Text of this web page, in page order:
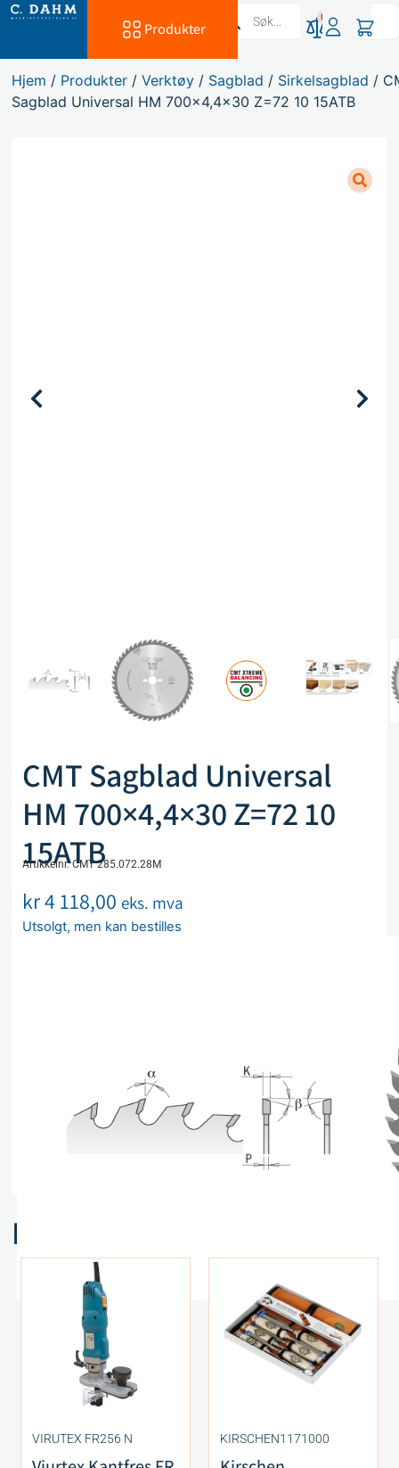
Produkter
0
Hjem / Produkter /Verktøy / Sagblad / Sirkelsagblad /
Sagblad Universal HM 700×4,4×30 Z=72 10 15ATB
CMT Sagblad Universal
HM 700×4,4×30 Z=72 10
15ATB
Artikkelnr. CMT 285.072.28M
kr4 118,00 eks. mva
Utsolgt, men kan bestilles
Beskrivelse
Relaterte produkter
VIRUTEX FR256 N KIRSCHEN1171000